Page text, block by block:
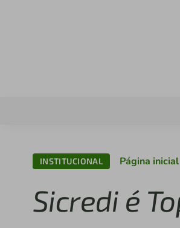
INSTITUCIONAL Página inicial
Sicredi é